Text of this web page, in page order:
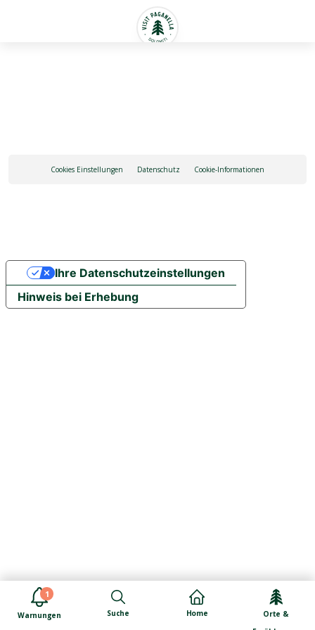
1
Warnungen Suche Home
Orte &
Cookies Einstellungen Datenschutz Cookie-Informationen
Hinweis bei Erhebung
Ihre Datenschutzeinstellungen